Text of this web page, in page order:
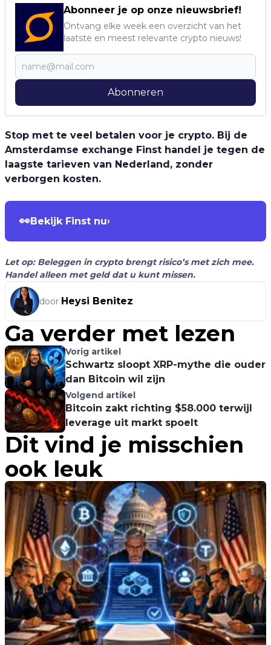
Abonneer je op onze nieuwsbrief!
Ontvang elke week een overzicht van het
laatste en meest relevante crypto nieuws!
Abonneren
Stop met te veel betalen voor je crypto. Bij de
Amsterdamse exchange Finst handel je tegen de
laagste tarieven van Nederland, zonder
verborgen kosten.
👀Bekijk Finst nu›
Let op: Beleggen in crypto brengt risico’s met zich mee.
Handel alleen met geld dat u kunt missen.
door Heysi Benitez
Ga verder met lezen
Vorig artikel
Schwartz sloopt XRP-mythe die ouder
dan Bitcoin wil zijn
Volgend artikel
Bitcoin zakt richting $58.000 terwijl
leverage uit markt spoelt
Dit vind je misschien
ook leuk